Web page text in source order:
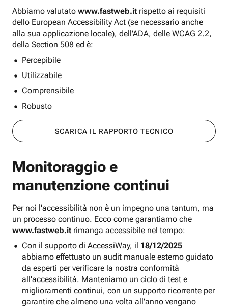
Abbiamo valutato www.fastweb.it rispetto ai requisiti
dello European Accessibility Act (se necessario anche
alla sua applicazione locale), dell'ADA, delle WCAG 2.2,
della Section 508 ed è:
Percepibile
Utilizzabile
Comprensibile
Robusto
SCARICA IL RAPPORTO TECNICO
Monitoraggio e
manutenzione continui
Per noi l'accessibilità non è un impegno una tantum, ma
un processo continuo. Ecco come garantiamo che
www.fastweb.it rimanga accessibile nel tempo:
Con il supporto di AccessiWay, il 18/12/2025
abbiamo effettuato un audit manuale esterno guidato
da esperti per verificare la nostra conformità
all'accessibilità. Manteniamo un ciclo di test e
miglioramenti continui, con un supporto ricorrente per
garantire che almeno una volta all'anno vengano